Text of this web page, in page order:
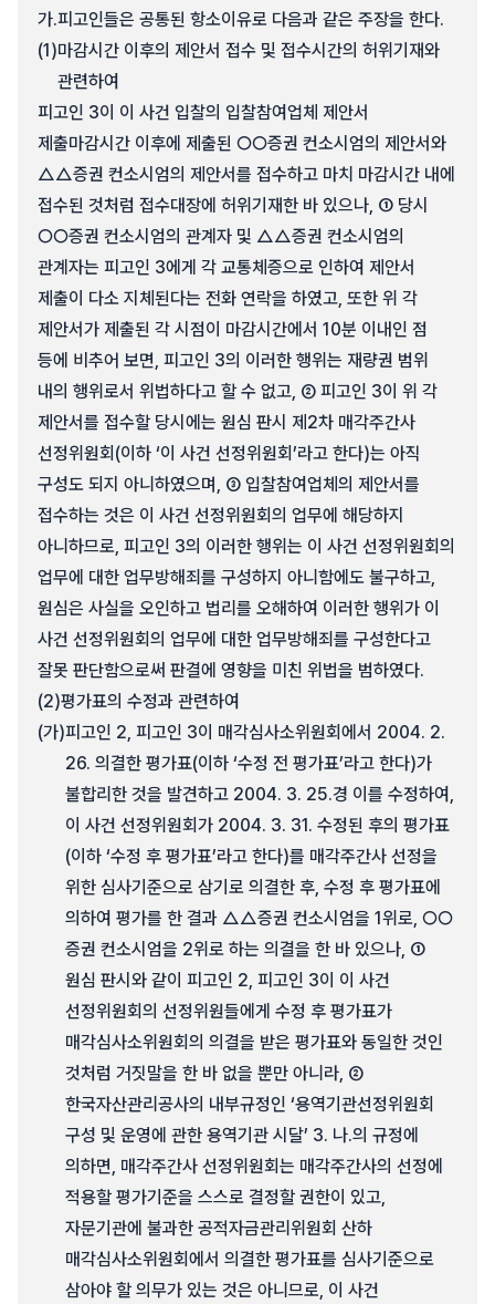
가.피고인들은 공통된 항소이유로 다음과 같은 주장을 한다.
(1)마감시간 이후의 제안서 접수 및 접수시간의 허위기재와
관련하여
피고인 3이 이 사건 입찰의 입찰참여업체 제안서
제출마감시간 이후에 제출된 ○○증권 컨소시엄의 제안서와
△△증권 컨소시엄의 제안서를 접수하고 마치 마감시간 내에
접수된 것처럼 접수대장에 허위기재한 바 있으나, ① 당시
○○증권 컨소시엄의 관계자 및 △△증권 컨소시엄의
관계자는 피고인 3에게 각 교통체증으로 인하여 제안서
제출이 다소 지체된다는 전화 연락을 하였고, 또한 위 각
제안서가 제출된 각 시점이 마감시간에서 10분 이내인 점
등에 비추어 보면, 피고인 3의 이러한 행위는 재량권 범위
내의 행위로서 위법하다고 할 수 없고, ② 피고인 3이 위 각
제안서를 접수할 당시에는 원심 판시 제2차 매각주간사
선정위원회(이하 ‘이 사건 선정위원회’라고 한다)는 아직
구성도 되지 아니하였으며, ③ 입찰참여업체의 제안서를
접수하는 것은 이 사건 선정위원회의 업무에 해당하지
아니하므로, 피고인 3의 이러한 행위는 이 사건 선정위원회의
업무에 대한 업무방해죄를 구성하지 아니함에도 불구하고,
원심은 사실을 오인하고 법리를 오해하여 이러한 행위가 이
사건 선정위원회의 업무에 대한 업무방해죄를 구성한다고
잘못 판단함으로써 판결에 영향을 미친 위법을 범하였다.
(2)평가표의 수정과 관련하여
(가)피고인 2, 피고인 3이 매각심사소위원회에서 2004. 2.
26. 의결한 평가표(이하 ‘수정 전 평가표’라고 한다)가
불합리한 것을 발견하고 2004. 3. 25.경 이를 수정하여,
이 사건 선정위원회가 2004. 3. 31. 수정된 후의 평가표
(이하 ‘수정 후 평가표’라고 한다)를 매각주간사 선정을
위한 심사기준으로 삼기로 의결한 후, 수정 후 평가표에
의하여 평가를 한 결과 △△증권 컨소시엄을 1위로, ○○
증권 컨소시엄을 2위로 하는 의결을 한 바 있으나, ①
원심 판시와 같이 피고인 2, 피고인 3이 이 사건
선정위원회의 선정위원들에게 수정 후 평가표가
매각심사소위원회의 의결을 받은 평가표와 동일한 것인
것처럼 거짓말을 한 바 없을 뿐만 아니라, ②
한국자산관리공사의 내부규정인 ‘용역기관선정위원회
구성 및 운영에 관한 용역기관 시달’ 3. 나.의 규정에
의하면, 매각주간사 선정위원회는 매각주간사의 선정에
적용할 평가기준을 스스로 결정할 권한이 있고,
자문기관에 불과한 공적자금관리위원회 산하
매각심사소위원회에서 의결한 평가표를 심사기준으로
삼아야 할 의무가 있는 것은 아니므로, 이 사건